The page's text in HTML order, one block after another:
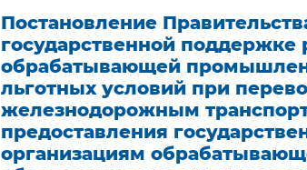
Постановление
государственной поддержке
обрабатывающей
льготных условий при
железнодорожным
предоставления
организациям